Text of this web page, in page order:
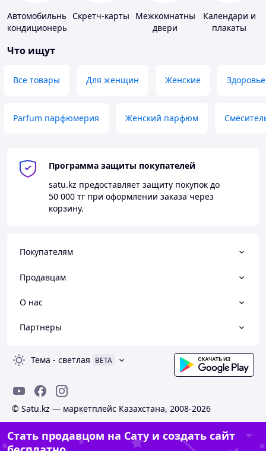
Автомобильные
кондиционеры
Скретч-карты
Межкомнатные
двери
Календари и
плакаты
Что ищут
Все товары Для женщин Женские Здоровье
Parfum парфюмерия Женский парфюм
Программа защиты покупателей
satu.kz предоставляет защиту покупок до
50 000 тг при оформлении заказа через
корзину.
Покупателям
Продавцам
О нас
Партнеры
Тема - светлая BETA
© Satu.kz — маркетплейс Казахстана, 2008-2026
Стать продавцом на Сату и создать сайт